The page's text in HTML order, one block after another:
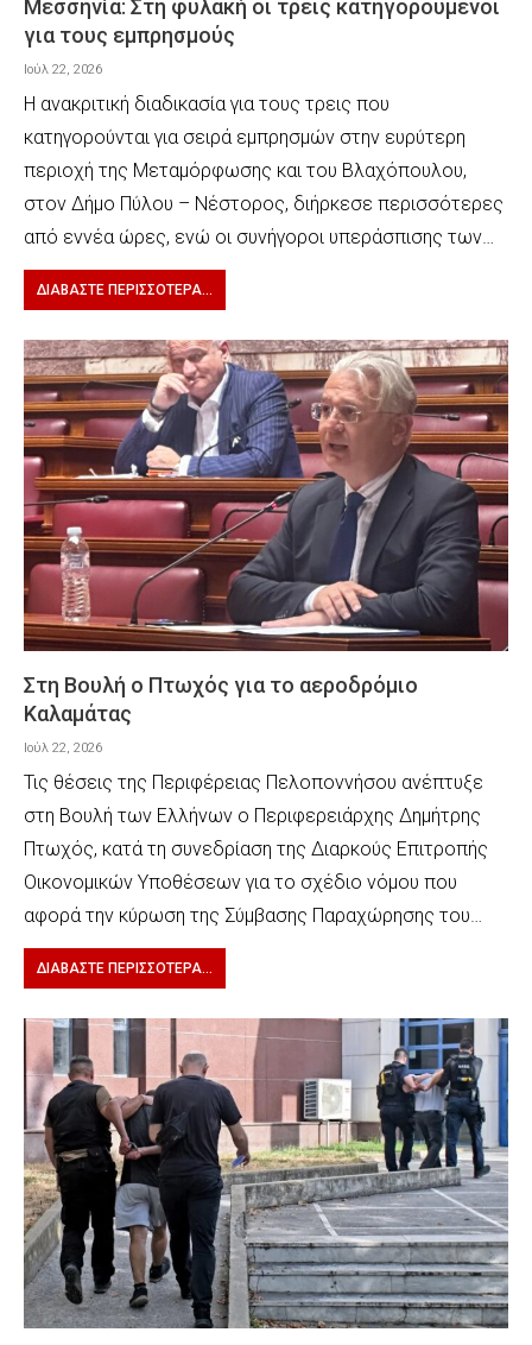
Μεσσηνία: Στη φυλακή οι τρεις κατηγορούμενοι
για τους εμπρησμούς
Ιούλ 22, 2026
Η ανακριτική διαδικασία για τους τρεις που
κατηγορούνται για σειρά εμπρησμών στην ευρύτερη
περιοχή της Μεταμόρφωσης και του Βλαχόπουλου,
στον Δήμο Πύλου – Νέστορος, διήρκεσε περισσότερες
από εννέα ώρες, ενώ οι συνήγοροι υπεράσπισης των…
ΔΙΑΒΆΣΤΕ ΠΕΡΙΣΣΌΤΕΡΑ...
Στη Βουλή ο Πτωχός για το αεροδρόμιο
Καλαμάτας
Ιούλ 22, 2026
Τις θέσεις της Περιφέρειας Πελοποννήσου ανέπτυξε
στη Βουλή των Ελλήνων ο Περιφερειάρχης Δημήτρης
Πτωχός, κατά τη συνεδρίαση της Διαρκούς Επιτροπής
Οικονομικών Υποθέσεων για το σχέδιο νόμου που
αφορά την κύρωση της Σύμβασης Παραχώρησης του…
ΔΙΑΒΆΣΤΕ ΠΕΡΙΣΣΌΤΕΡΑ...